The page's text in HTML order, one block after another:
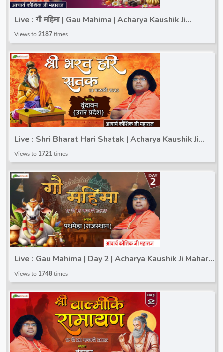
Live : गौ महिमा | Gau Mahima | Acharya Kaushik Ji
Mahima | 26 January 2025 | Totalbhakti
Views to 2187 times
Live : Shri Bharat Hari Shatak | Acharya Kaushik Ji
Maharaj | Vrindavan (Uttar Pradesh) | 13 Feb
Views to 1721 times
Live : Gau Mahima | Day 2 | Acharya Kaushik Ji Maharaj
| Pathmeda (Rajasthan) | 16 Feb
Views to 1748 times